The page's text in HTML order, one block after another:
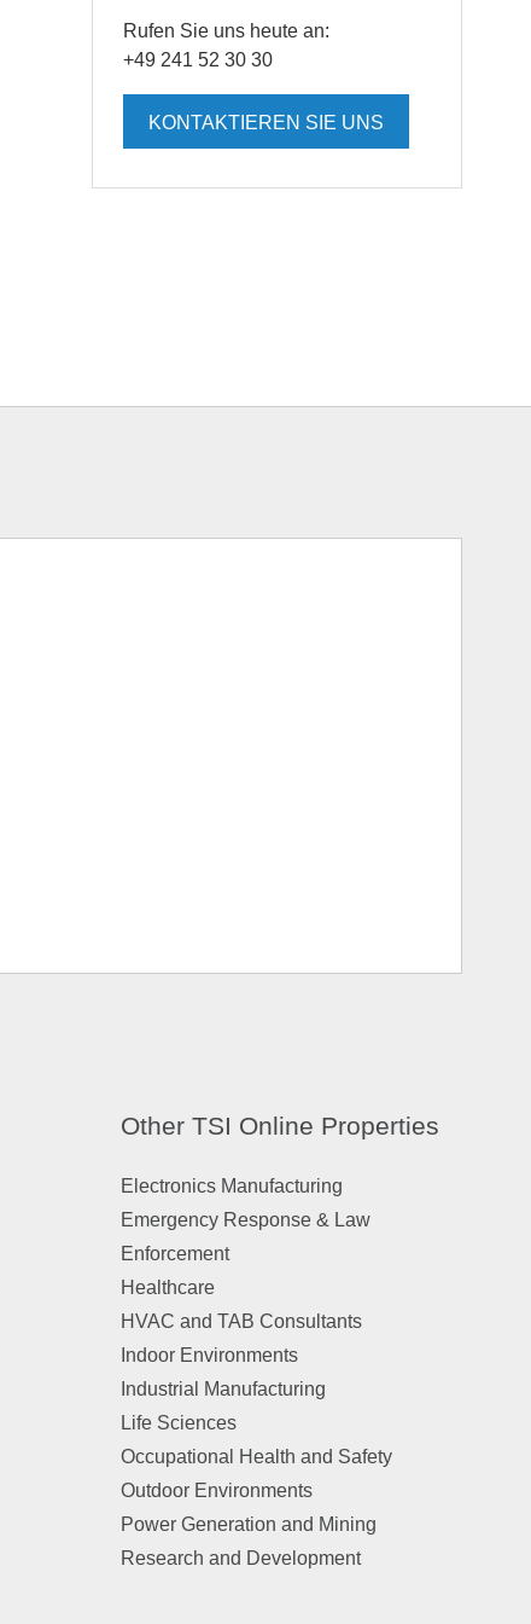
Rufen Sie uns heute an:
+49 241 52 30 30
KONTAKTIEREN SIE UNS
Other TSI Online Properties
Electronics Manufacturing
Emergency Response & Law
Enforcement
Healthcare
HVAC and TAB Consultants
Indoor Environments
Industrial Manufacturing
Life Sciences
Occupational Health and Safety
Outdoor Environments
Power Generation and Mining
Research and Development